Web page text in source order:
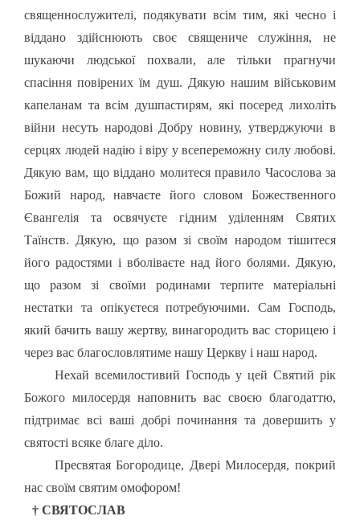
священнослужителі, подякувати всім тим, які чесно і
віддано здійснюють своє священиче служіння, не
шукаючи людської похвали, але тільки прагнучи
спасіння повірених їм душ. Дякую нашим військовим
капеланам та всім душпастирям, які посеред лихоліть
війни несуть народові Добру новину, утверджуючи в
серцях людей надію і віру у всепереможну силу любові.
Дякую вам, що віддано молитеся правило Часослова за
Божий народ, навчаєте його словом Божественного
Євангелія та освячуєте гідним уділенням Святих
Таїнств. Дякую, що разом зі своїм народом тішитеся
його радостями і вболіваєте над його болями. Дякую,
що разом зі своїми родинами терпите матеріальні
нестатки та опікуєтеся потребуючими. Сам Господь,
який бачить вашу жертву, винагородить вас сторицею і
через вас благословлятиме нашу Церкву і наш народ.
Нехай всемилостивий Господь у цей Святий рік
Божого милосердя наповнить вас своєю благодаттю,
підтримає всі ваші добрі починання та довершить у
святості всяке благе діло.
Пресвятая Богородице, Двері Милосердя, покрий
нас своїм святим омофором!
† СВЯТОСЛАВ